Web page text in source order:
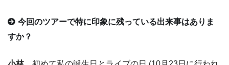
今回のツアーで特に印象に残っている出来事はありま
すか？